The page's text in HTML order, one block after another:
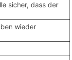
sicher, dass der
wieder